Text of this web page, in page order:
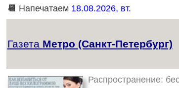
📆 Напечатаем 18.08.2026, вт.
Газета Метро (Санкт-Петербург)
Распространение: